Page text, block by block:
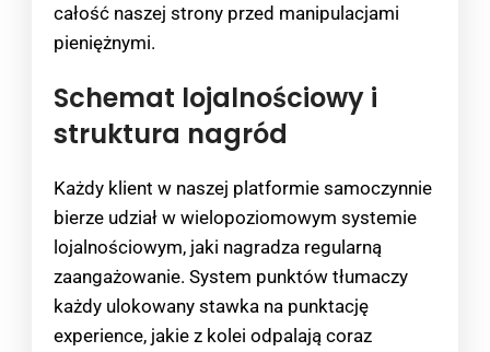
całość naszej strony przed manipulacjami
pieniężnymi.
Schemat lojalnościowy i
struktura nagród
Każdy klient w naszej platformie samoczynnie
bierze udział w wielopoziomowym systemie
lojalnościowym, jaki nagradza regularną
zaangażowanie. System punktów tłumaczy
każdy ulokowany stawka na punktację
experience, jakie z kolei odpalają coraz